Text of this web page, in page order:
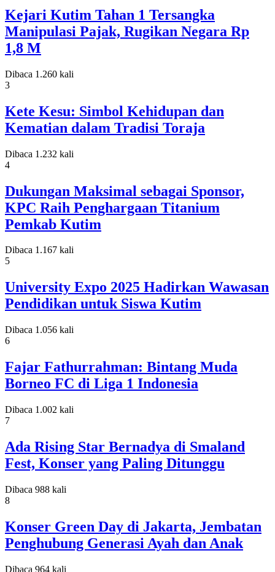
Kejari Kutim Tahan 1 Tersangka
Manipulasi Pajak, Rugikan Negara Rp
1,8 M
Dibaca 1.260 kali
3
Kete Kesu: Simbol Kehidupan dan
Kematian dalam Tradisi Toraja
Dibaca 1.232 kali
4
Dukungan Maksimal sebagai Sponsor,
KPC Raih Penghargaan Titanium
Pemkab Kutim
Dibaca 1.167 kali
5
University Expo 2025 Hadirkan Wawasan
Pendidikan untuk Siswa Kutim
Dibaca 1.056 kali
6
Fajar Fathurrahman: Bintang Muda
Borneo FC di Liga 1 Indonesia
Dibaca 1.002 kali
7
Ada Rising Star Bernadya di Smaland
Fest, Konser yang Paling Ditunggu
Dibaca 988 kali
8
Konser Green Day di Jakarta, Jembatan
Penghubung Generasi Ayah dan Anak
Dibaca 964 kali